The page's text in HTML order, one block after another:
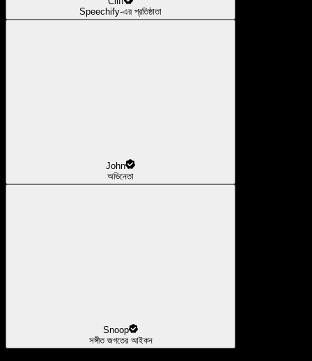
Speechify-এর প্রতিষ্ঠাতা
John
অভিনেতা
Snoop
সঙ্গীত জগতের আইকন